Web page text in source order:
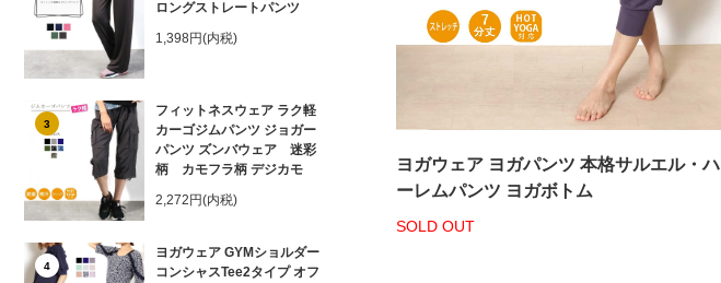
ロングストレートパンツ
1,398円(内税)
3
フィットネスウェア ラク軽
カーゴジムパンツ ジョガー
パンツ ズンバウェア 迷彩
柄 カモフラ柄 デジカモ
2,272円(内税)
4
ヨガウェア GYMショルダー
コンシャスTee2タイプ オフ
ヨガウェア ヨガパンツ 本格サルエル・ハ
ーレムパンツ ヨガボトム
SOLD OUT